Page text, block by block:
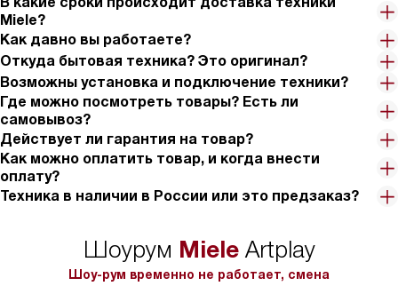
Miele?
Как давно вы работаете?
Откуда бытовая техника? Это оригинал?
Возможны установка и подключение техники?
Где можно посмотреть товары? Есть ли
самовывоз?
Действует ли гарантия на товар?
Как можно оплатить товар, и когда внести
оплату?
Техника в наличии в России или это предзаказ?
Шоурум MieleArtplay
Шоу-рум временно не работает, смена